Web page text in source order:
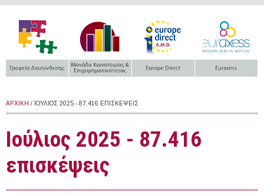
ΑΡΧΙΚΉ / ΙΟΎΛΙΟΣ 2025 - 87.416 ΕΠΙΣΚΈΨΕΙΣ
Ιούλιος 2025 - 87.416
επισκέψεις